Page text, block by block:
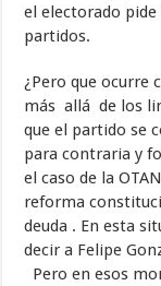
el electorado
partidos.
¿Pero que ocurre
más allá de los
que el partido se
para contraria y
el caso de la
reforma
deuda . En esta
decir a Felipe
Pero en esos